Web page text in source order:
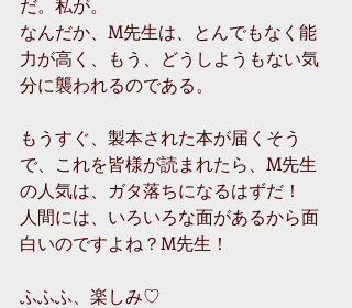
だ。私が。
なんだか、M先生は、とんでもなく能
力が高く、もう、どうしようもない気
分に襲われるのである。
もうすぐ、製本された本が届くそう
で、これを皆様が読まれたら、M先生
の人気は、ガタ落ちになるはずだ！
人間には、いろいろな面があるから面
白いのですよね？M先生！
ふふふ、楽しみ♡